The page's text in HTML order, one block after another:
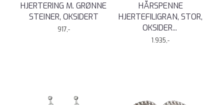
HJERTERING M. GRØNNE
STEINER, OKSIDERT
917,-
HÅRSPENNE
HJERTEFILIGRAN, STOR,
OKSIDER...
1.935,-